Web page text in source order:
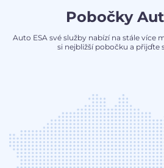
Pobočky
Auto ESA své služby nabízí na stále více
si nejbližší pobočku a přijďte